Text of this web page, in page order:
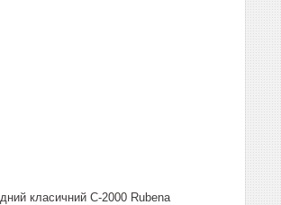
класичний C-2000 Rubena